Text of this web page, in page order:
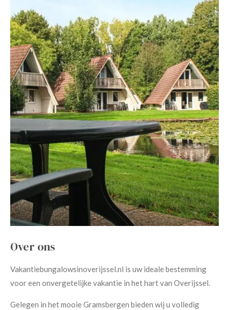
Over ons
Vakantiebungalowsinoverijssel.nl is uw ideale bestemming
voor een onvergetelijke vakantie in het hart van Overijssel.
Gelegen in het mooie Gramsbergen bieden wij u volledig